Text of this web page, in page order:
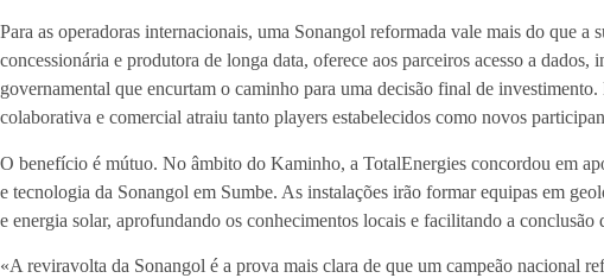
Para as operadoras internacionais, uma Sonangol reformada vale mais do que a
concessionária e produtora de longa data, oferece aos parceiros acesso a dados,
governamental que encurtam o caminho para uma decisão final de
colaborativa e comercial atraiu tanto players estabelecidos como novos
O benefício é mútuo. No âmbito do Kaminho, a TotalEnergies concordou em
e tecnologia da Sonangol em Sumbe. As instalações irão formar equipas em
e energia solar, aprofundando os conhecimentos locais e facilitando a
«A reviravolta da Sonangol é a prova mais clara de que um campeão nacional